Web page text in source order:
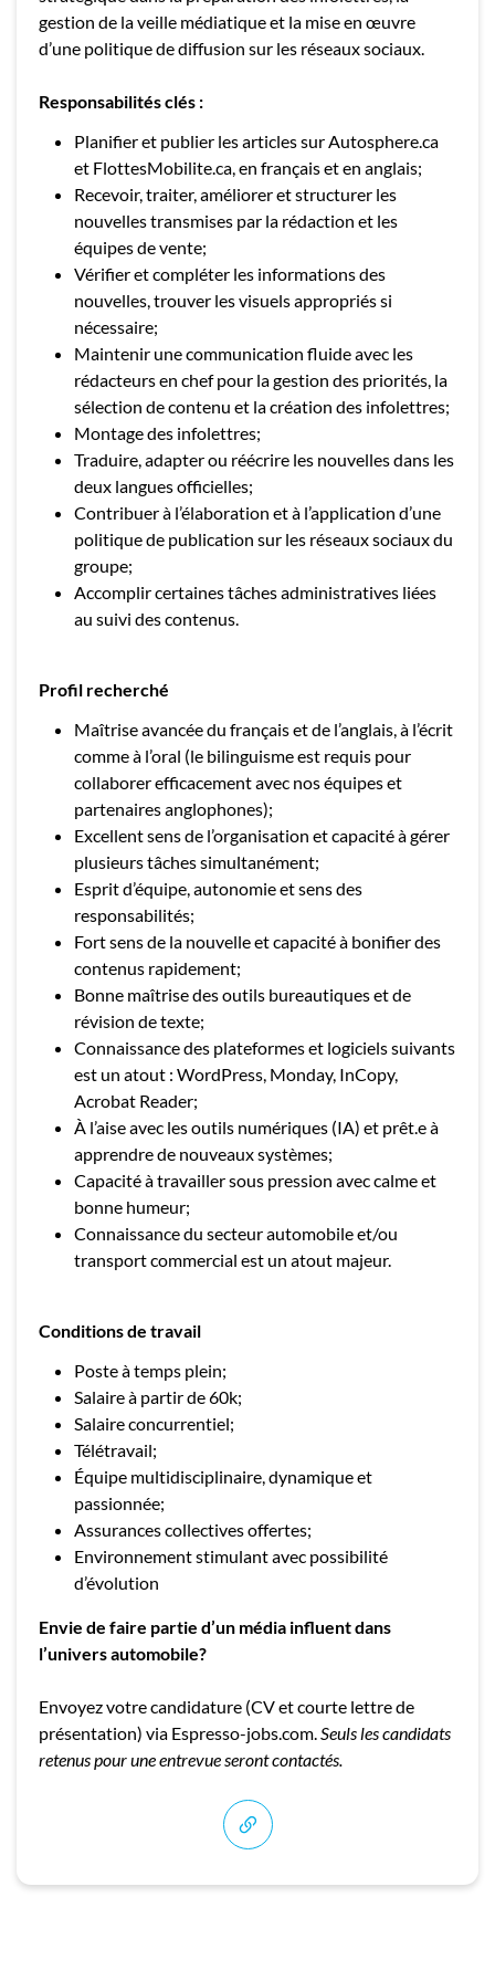
gestion de la veille médiatique et la mise en œuvre
d’une politique de diffusion sur les réseaux sociaux.
Responsabilités clés :
Planifier et publier les articles sur Autosphere.ca
et FlottesMobilite.ca, en français et en anglais;
Recevoir, traiter, améliorer et structurer les
nouvelles transmises par la rédaction et les
équipes de vente;
Vérifier et compléter les informations des
nouvelles, trouver les visuels appropriés si
nécessaire;
Maintenir une communication fluide avec les
rédacteurs en chef pour la gestion des priorités, la
sélection de contenu et la création des infolettres;
Montage des infolettres;
Traduire, adapter ou réécrire les nouvelles dans les
deux langues officielles;
Contribuer à l’élaboration et à l’application d’une
politique de publication sur les réseaux sociaux du
groupe;
Accomplir certaines tâches administratives liées
au suivi des contenus.
Profil recherché
Maîtrise avancée du français et de l’anglais, à l’écrit
comme à l’oral (le bilinguisme est requis pour
collaborer efficacement avec nos équipes et
partenaires anglophones);
Excellent sens de l’organisation et capacité à gérer
plusieurs tâches simultanément;
Esprit d’équipe, autonomie et sens des
responsabilités;
Fort sens de la nouvelle et capacité à bonifier des
contenus rapidement;
Bonne maîtrise des outils bureautiques et de
révision de texte;
Connaissance des plateformes et logiciels suivants
est un atout : WordPress, Monday, InCopy,
Acrobat Reader;
À l’aise avec les outils numériques (IA) et prêt.e à
apprendre de nouveaux systèmes;
Capacité à travailler sous pression avec calme et
bonne humeur;
Connaissance du secteur automobile et/ou
transport commercial est un atout majeur.
Conditions de travail
Poste à temps plein;
Salaire à partir de 60k;
Salaire concurrentiel;
Télétravail;
Équipe multidisciplinaire, dynamique et
passionnée;
Assurances collectives offertes;
Environnement stimulant avec possibilité
d’évolution
Envie de faire partie d’un média influent dans
l’univers automobile?
Envoyez votre candidature (CV et courte lettre de
présentation) via Espresso-jobs.com.Seuls les candidats
retenus pour une entrevue seront contactés.